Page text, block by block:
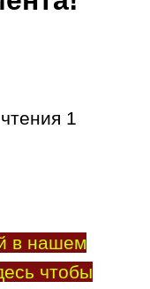
1
в нашем
чтобы